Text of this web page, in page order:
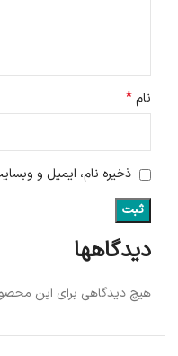
دیدگاهها
هیچ دیدگاهی برای این
نام*
ذخیره نام، ایمیل و